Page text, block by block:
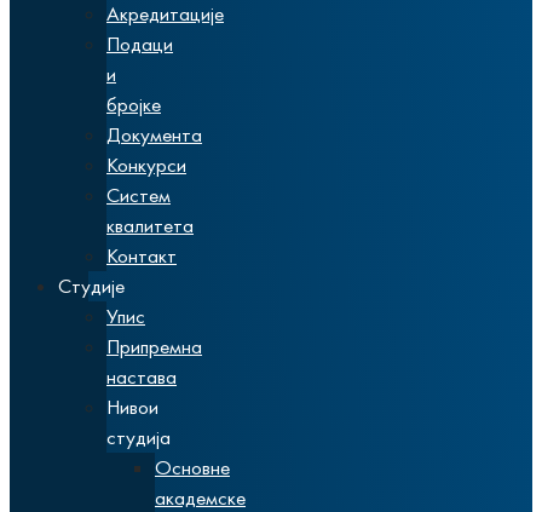
Акредитације
Подаци
и
бројке
Документа
Конкурси
Систем
квалитета
Контакт
Студије
Упис
Припремна
настава
Нивои
студија
Основне
академске